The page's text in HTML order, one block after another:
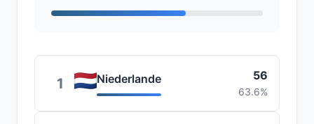
1 Niederlande 56
63.6%